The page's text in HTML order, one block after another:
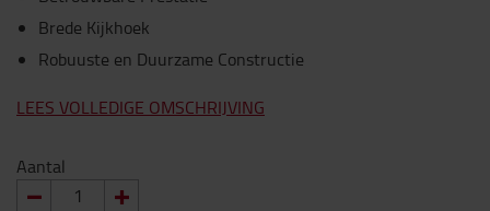
Brede Kijkhoek
Robuuste en Duurzame Constructie
LEES VOLLEDIGE OMSCHRIJVING
Aantal